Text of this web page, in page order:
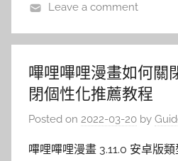
Leave a comment
嗶哩嗶哩漫畫如何關
閉個性化推薦教程
Posted on 2022-03-20 by
嗶哩嗶哩漫畫 3.11.0 安卓版